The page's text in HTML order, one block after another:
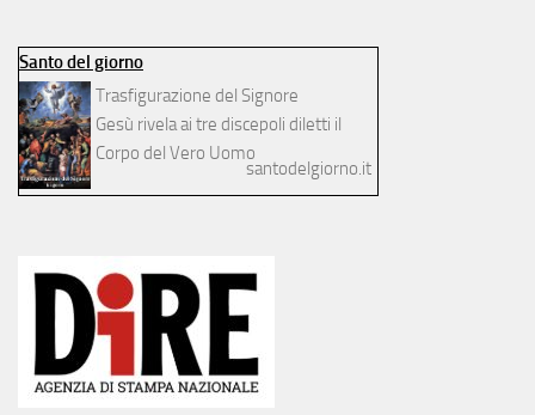
Santo del giorno
Trasfigurazione del Signore
Gesù rivela ai tre discepoli diletti il
Corpo del Vero Uomo
santodelgiorno.it